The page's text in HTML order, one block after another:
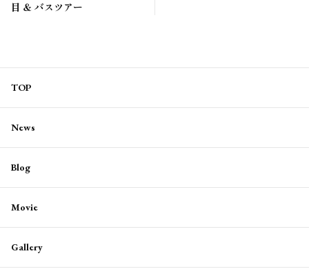
目 ＆ バスツアー
TOP
News
Blog
Movie
Gallery